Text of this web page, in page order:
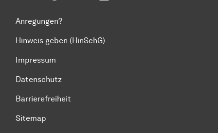
Anregungen?
Hinweis geben (HinSchG)
Impressum
Datenschutz
Barrierefreiheit
Sitemap